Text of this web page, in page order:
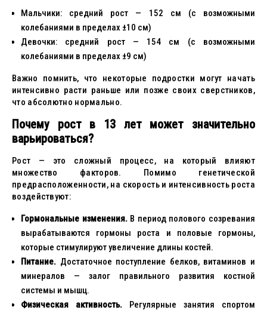
Мальчики: средний рост — 152 см (с возможными
колебаниями в пределах ±10 см)
Девочки: средний рост — 154 см (с возможными
колебаниями в пределах ±9 см)
Важно помнить, что некоторые подростки могут начать
интенсивно расти раньше или позже своих сверстников,
что абсолютно нормально.
Почему рост в 13 лет может значительно
варьироваться?
Рост — это сложный процесс, на который влияют
множество факторов. Помимо генетической
предрасположенности, на скорость и интенсивность роста
воздействуют:
Гормональные изменения.В период полового созревания
вырабатываются гормоны роста и половые гормоны,
которые стимулируют увеличение длины костей.
Питание. Достаточное поступление белков, витаминов и
минералов — залог правильного развития костной
системы и мышц.
Физическая активность. Регулярные занятия спортом